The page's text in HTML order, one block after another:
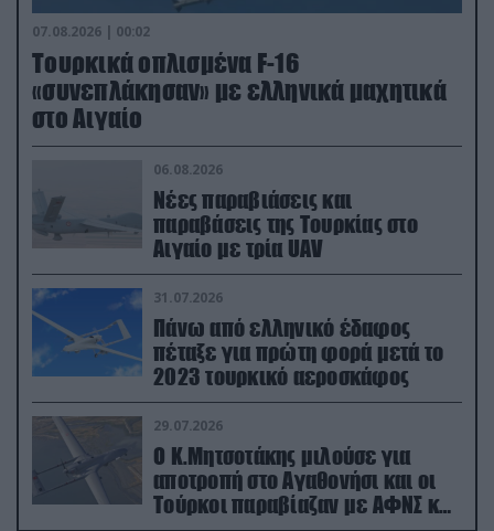
07.08.2026 | 00:02
Τουρκικά οπλισμένα F-16
«συνεπλάκησαν» με ελληνικά μαχητικά
στο Αιγαίο
06.08.2026
Νέες παραβιάσεις και
παραβάσεις της Τουρκίας στο
Αιγαίο με τρία UAV
31.07.2026
Πάνω από ελληνικό έδαφος
πέταξε για πρώτη φορά μετά το
2023 τουρκικό αεροσκάφος
29.07.2026
Ο Κ.Μητσοτάκης μιλούσε για
αποτροπή στο Αγαθονήσι και οι
Τούρκοι παραβίαζαν με ΑΦΝΣ και